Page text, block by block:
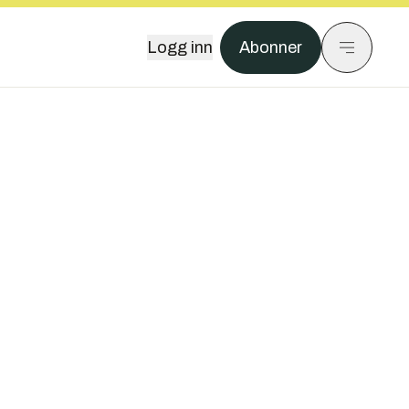
Logg inn Abonner